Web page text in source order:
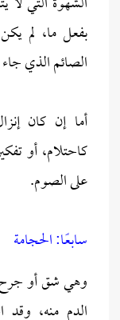
بفعل ما، لم
الصائم الذي
أما إن كان
كاحتلام، أو
على الصوم.
سابعًا: الحجامة
وهي شق أو
الدم منه،